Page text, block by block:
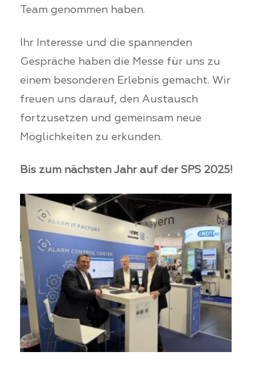
Team genommen haben.
Ihr Interesse und die spannenden
Gespräche haben die Messe für uns zu
einem besonderen Erlebnis gemacht. Wir
freuen uns darauf, den Austausch
fortzusetzen und gemeinsam neue
Möglichkeiten zu erkunden.
Bis zum nächsten Jahr auf der SPS 2025!